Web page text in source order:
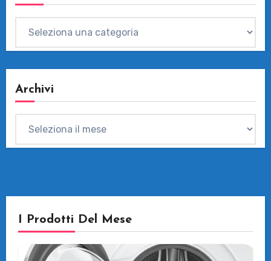
Archivi
I Prodotti Del Mese